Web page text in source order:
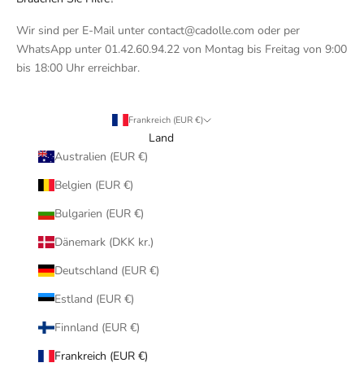
Wir sind per E-Mail unter contact@cadolle.com oder per
WhatsApp unter 01.42.60.94.22 von Montag bis Freitag von 9:00
bis 18:00 Uhr erreichbar.
Frankreich (EUR €)
Land
Australien (EUR €)
Belgien (EUR €)
Bulgarien (EUR €)
Dänemark (DKK kr.)
Deutschland (EUR €)
Estland (EUR €)
Finnland (EUR €)
Frankreich (EUR €)